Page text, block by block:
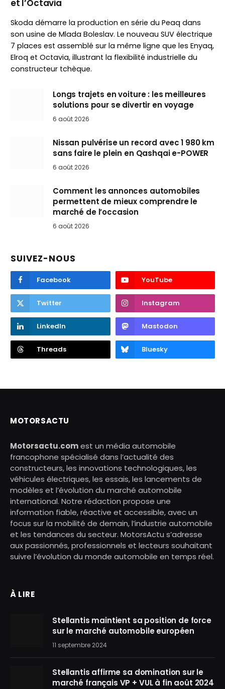
et l’Octavia
Skoda démarre la production en série du Peaq dans
son usine de Mlada Boleslav. Le nouveau SUV électrique
7 places est assemblé sur la même ligne que les Enyaq,
Elroq et Octavia, illustrant la flexibilité industrielle du
constructeur tchèque.
Longs trajets en voiture : les meilleures
solutions pour se divertir en voyage
6 août 2026
Nissan pulvérise un record avec 1 980 km
sans faire le plein en Qashqai e-POWER
6 août 2026
Comment les annonces automobiles
permettent de mieux comprendre le
marché de l’occasion
6 août 2026
SUIVEZ-NOUS
Facebook YouTube
Twitter Instagram
LinkedIn Mastodon
Threads Bluesky
MOTORSACTU
Motorsactu.comest un média automobile
francophone spécialisé dans l’actualité des
constructeurs, les innovations technologiques, les
véhicules électriques, les essais, les lancements de
modèles et l’évolution du marché automobile
international. Notre rédaction propose une
information fiable, réactive et accessible, avec un
focus sur la mobilité de demain, l’industrie automobile
et les tendances du secteur. MotorsActu s’adresse
aux passionnés, professionnels et lecteurs souhaitant
suivre l’évolution du monde automobile en temps réel.
À LIRE
Stellantis maintient sa position de force
sur le marché automobile européen
11 septembre 2024
Stellantis affirme sa domination sur le
marché français VP + VUL à fin août 2024